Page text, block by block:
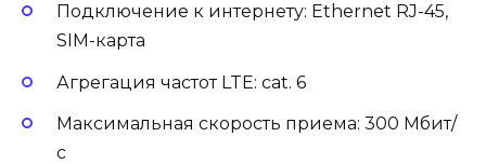
Подключение к интернету: Ethernet RJ-45,
SIM-карта
Агрегация частот LTE: cat. 6
Максимальная скорость приема: 300 Мбит/
с